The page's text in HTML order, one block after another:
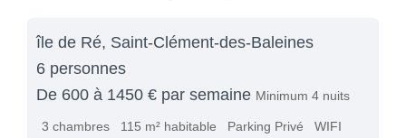
île de Ré, Saint-Clément-des-Baleines
6 personnes
De 600 à 1450 € par semaine Minimum 4 nuits
3 chambres 115 m² habitable Parking Privé
WIFI